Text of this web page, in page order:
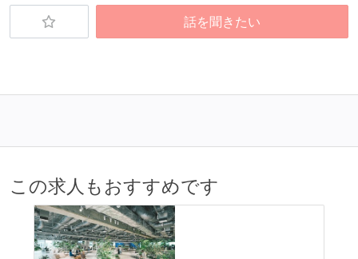
話を聞きたい
この求人もおすすめです